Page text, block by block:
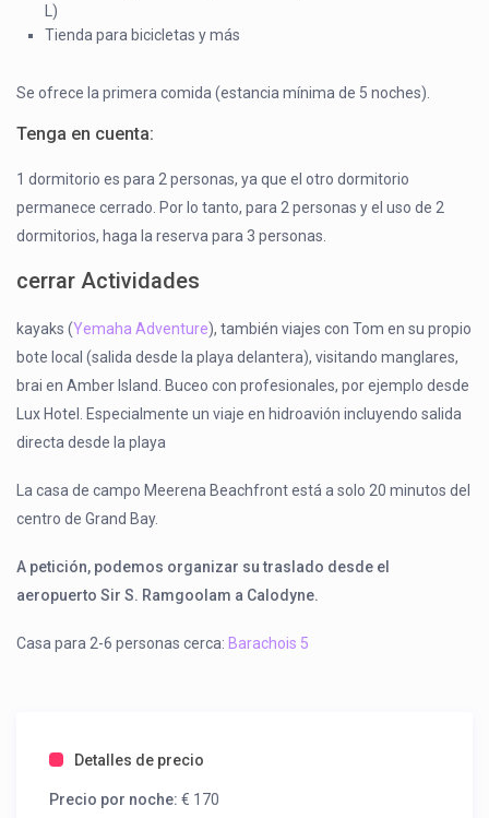
L)
Tienda para bicicletas y más
Se ofrece la primera comida (estancia mínima de 5 noches).
Tenga en cuenta:
1 dormitorio es para 2 personas, ya que el otro dormitorio
permanece cerrado. Por lo tanto, para 2 personas y el uso de 2
dormitorios, haga la reserva para 3 personas.
cerrar Actividades
kayaks (Yemaha Adventure), también viajes con Tom en su propio
bote local (salida desde la playa delantera), visitando manglares,
brai en Amber Island. Buceo con profesionales, por ejemplo desde
Lux Hotel. Especialmente un viaje en hidroavión incluyendo salida
directa desde la playa
La casa de campo Meerena Beachfront está a solo 20 minutos del
centro de Grand Bay.
A petición, podemos organizar su traslado desde el
aeropuerto Sir S. Ramgoolam a Calodyne.
Casa para 2-6 personas cerca: Barachois 5
Detalles de precio
Precio por noche: € 170